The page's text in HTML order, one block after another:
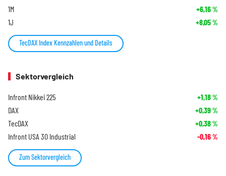
1M +6,16%
1J +8,05%
TecDAX Index Kennzahlen und Details
Sektorvergleich
Infront Nikkei 225 +1,18%
DAX +0,39%
TecDAX +0,38%
Infront USA 30 Industrial -0,16%
Zum Sektorvergleich